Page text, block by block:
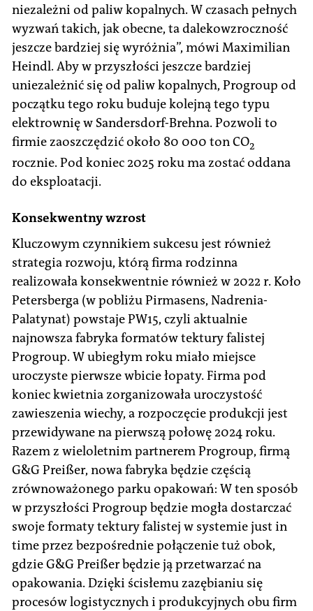
niezależni od paliw kopalnych. W czasach pełnych
wyzwań takich, jak obecne, ta dalekowzroczność
jeszcze bardziej się wyróżnia”, mówi Maximilian
Heindl. Aby w przyszłości jeszcze bardziej
uniezależnić się od paliw kopalnych, Progroup od
początku tego roku buduje kolejną tego typu
elektrownię w Sandersdorf-Brehna. Pozwoli to
firmie zaoszczędzić około 80 000 ton CO2
rocznie. Pod koniec 2025 roku ma zostać oddana
do eksploatacji.
Konsekwentny wzrost
Kluczowym czynnikiem sukcesu jest również
strategia rozwoju, którą firma rodzinna
realizowała konsekwentnie również w 2022 r. Koło
Petersberga (w pobliżu Pirmasens, Nadrenia-
Palatynat) powstaje PW15, czyli aktualnie
najnowsza fabryka formatów tektury falistej
Progroup. W ubiegłym roku miało miejsce
uroczyste pierwsze wbicie łopaty. Firma pod
koniec kwietnia zorganizowała uroczystość
zawieszenia wiechy, a rozpoczęcie produkcji jest
przewidywane na pierwszą połowę 2024 roku.
Razem z wieloletnim partnerem Progroup, firmą
G&G Preißer, nowa fabryka będzie częścią
zrównoważonego parku opakowań: W ten sposób
w przyszłości Progroup będzie mogła dostarczać
swoje formaty tektury falistej w systemie just in
time przez bezpośrednie połączenie tuż obok,
gdzie G&G Preißer będzie ją przetwarzać na
opakowania. Dzięki ścisłemu zazębianiu się
procesów logistycznych i produkcyjnych obu firm